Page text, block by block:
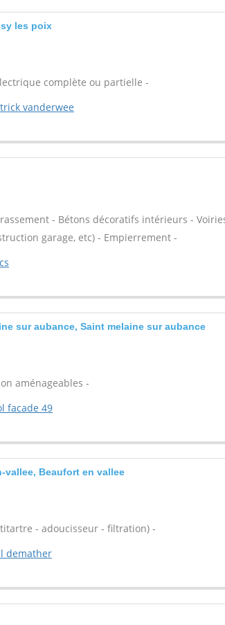
les poix
complète ou partielle -
vanderwee
- Bétons décoratifs intérieurs -
garage, etc) - Empierrement -
sur aubance, Saint melaine sur aubance
aménageables -
facade 49
vallee, Beaufort en vallee
- adoucisseur - filtration) -
demather